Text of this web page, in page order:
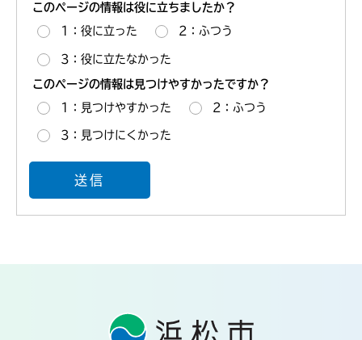
このページの情報は役に立ちましたか？
1：役に立った 2：ふつう
3：役に立たなかった
このページの情報は見つけやすかったですか？
1：見つけやすかった 2：ふつう
3：見つけにくかった